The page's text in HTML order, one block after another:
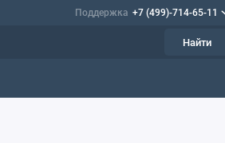
Поддержка +7 (499)-714-65-11
Найти